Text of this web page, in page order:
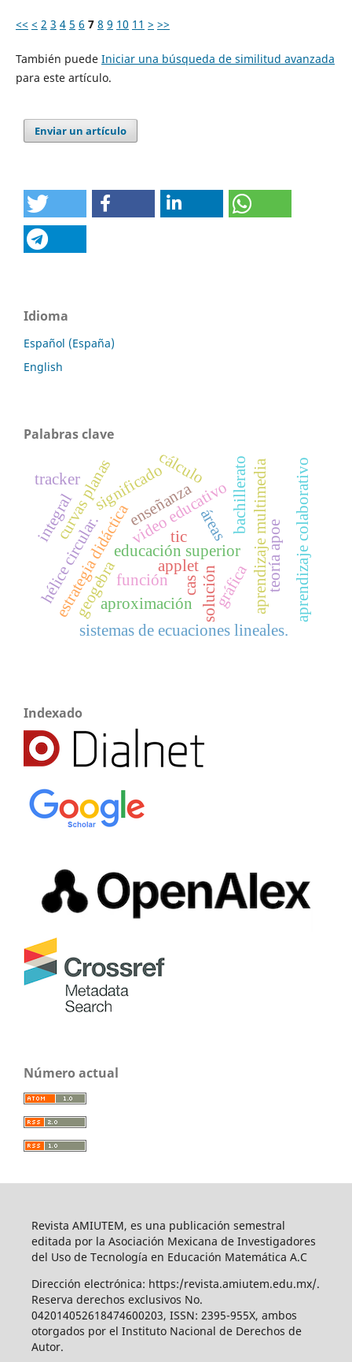
<< < 2 3 4 5 6 7 8 9 10 11 > >>
También puede Iniciar una búsqueda de similitud avanzada
para este artículo.
Enviar un artículo
Idioma
Español (España)
English
Palabras clave
educación superior
estrategia didáctica
geogebra
hélice circular.
video educativo aprendizaje multimedia
áreas
aproximación
enseñanza
curvas planassignificado bachillerato
sistemas de ecuaciones lineales.
integral
función solución
cálculo
teoría apoe
gráfica
applet aprendizaje colaborativo
cas
tic
tracker
Indexado
Número actual
Revista AMIUTEM, es una publicación semestral
editada por la Asociación Mexicana de Investigadores
del Uso de Tecnología en Educación Matemática A.C
Dirección electrónica: https:/revista.amiutem.edu.mx/.
Reserva derechos exclusivos No.
042014052618474600203, ISSN: 2395-955X, ambos
otorgados por el Instituto Nacional de Derechos de
Autor.